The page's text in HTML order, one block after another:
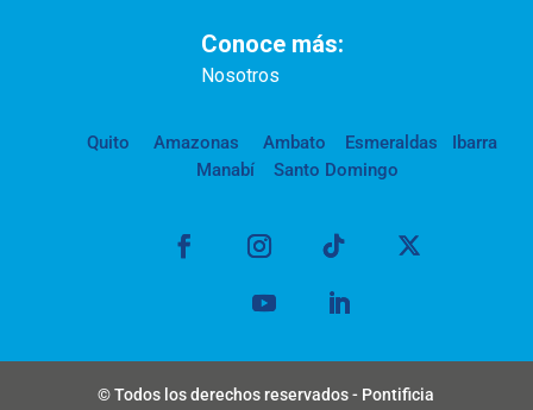
Conoce más:
Nosotros
Quito Amazonas Ambato Esmeraldas
Ibarra
Manabí
Santo Domingo
© Todos los derechos reservados - Pontificia